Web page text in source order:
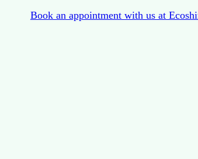
Book an appointment with us at